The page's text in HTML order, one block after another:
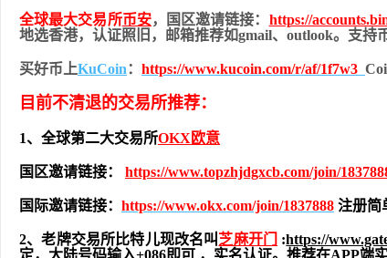
全球最大交易所币安，国区邀请链接： https://
地选香港，认证照旧， 邮箱推荐如gmail、outlook。支持
买好币上KuCoin ： https://www.kucoin.com/r/af/1f7w3
目前不清退的交易所推荐：
1、全球第二大交易所OKX欧意
国区邀请链接： https://www.topzhjdgxcb.com/join/
国际邀请链接： https://www.okx.com/join/1837888 注册简
2、老牌交易所比特儿现改名叫 芝麻开门 :https://
定，大陆号码输入+086即可 ，实名认证。推荐在APP端